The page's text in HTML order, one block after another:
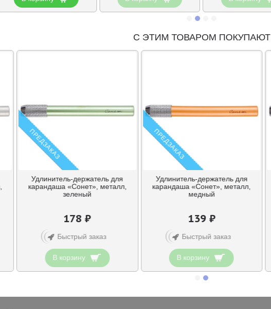
С ЭТИМ ТОВАРОМ ПОКУПАЮТ
ПРЕДЗАКАЗ
Удлинитель-держатель для
карандаша «Сонет», металл,
зеленый
178 ₽
Быстрый заказ
В корзину
ПРЕДЗАКАЗ
Удлинитель-держатель для
карандаша «Сонет», металл,
медный
139 ₽
Быстрый заказ
В корзину